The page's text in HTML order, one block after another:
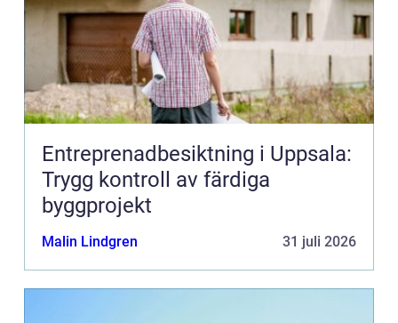
Entreprenadbesiktning i Uppsala:
Trygg kontroll av färdiga
byggprojekt
Malin Lindgren 31 juli 2026